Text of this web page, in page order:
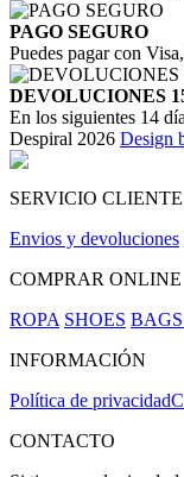
PAGO SEGURO
Puedes pagar con
DEVOLUCIONES
En los siguientes 14
Despiral 2026 Design
SERVICIO CLIENTE
Envios y devoluciones
COMPRAR ONLINE
ROPA SHOES
INFORMACIÓN
Política de privacidad
CONTACTO